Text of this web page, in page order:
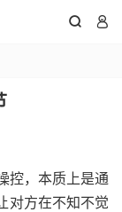
 
控，本质上是通
对方在不知不觉